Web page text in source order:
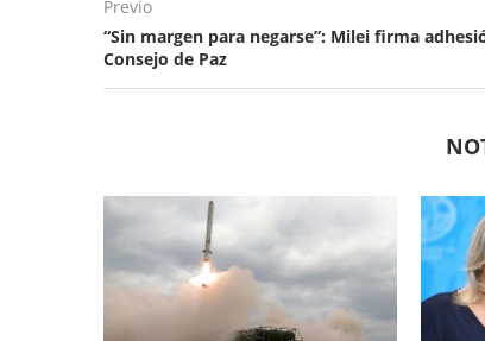
Previo
“Sin margen para negarse”: Milei firma
Consejo de Paz